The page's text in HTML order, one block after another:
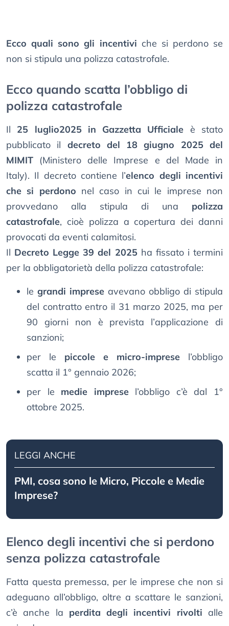
Ecco quali sono gli incentivi che si perdono se
non si stipula una polizza catastrofale.
Ecco quando scatta l’obbligo di
polizza catastrofale
Il 25 luglio2025 in Gazzetta Ufficiale è stato
pubblicato il decreto del 18 giugno 2025 del
MIMIT (Ministero delle Imprese e del Made in
Italy). Il decreto contiene l’elenco degli incentivi
che si perdono nel caso in cui le imprese non
provvedano alla stipula di una polizza
catastrofale, cioè polizza a copertura dei danni
provocati da eventi calamitosi.
Il Decreto Legge 39 del 2025 ha fissato i termini
per la obbligatorietà della polizza catastrofale:
le grandi imprese avevano obbligo di stipula
del contratto entro il 31 marzo 2025, ma per
90 giorni non è prevista l’applicazione di
sanzioni;
per le piccole e micro-imprese l’obbligo
scatta il 1° gennaio 2026;
per le medie impresel’obbligo c’è dal 1°
ottobre 2025.
LEGGI ANCHE
PMI, cosa sono le Micro, Piccole e Medie
Imprese?
Elenco degli incentivi che si perdono
senza polizza catastrofale
Fatta questa premessa, per le imprese che non si
adeguano all’obbligo, oltre a scattare le sanzioni,
c’è anche la perdita degli incentivi rivolti alle